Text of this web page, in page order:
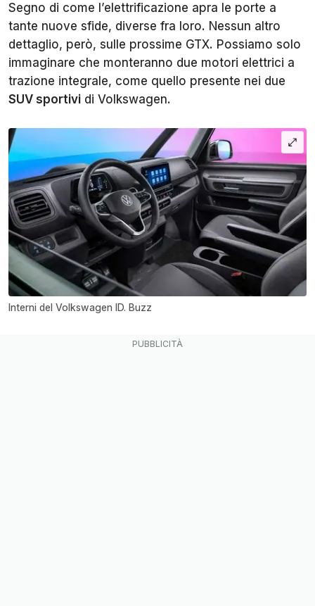
Segno di come l’elettrificazione apra le porte a
tante nuove sfide, diverse fra loro. Nessun altro
dettaglio, però, sulle prossime GTX. Possiamo solo
immaginare che monteranno due motori elettrici a
trazione integrale, come quello presente nei due
SUV sportivi di Volkswagen.
Interni del Volkswagen ID. Buzz